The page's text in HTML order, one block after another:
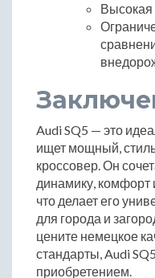
Высокая
Audi SQ5 — это
ищет мощный,
кроссовер. Он
динамику, комфорт
что делает его
для города и
цените немецкое
стандарты, Audi
приобретением.